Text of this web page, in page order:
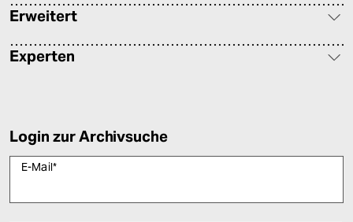
Erweitert
Experten
Login zur Archivsuche
E-Mail*